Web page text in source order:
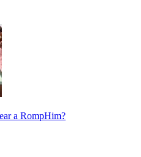
a RompHim?